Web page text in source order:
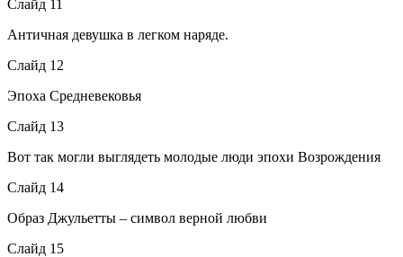
Слайд 11
Античная девушка в легком наряде.
Слайд 12
Эпоха Средневековья
Слайд 13
Вот так могли выглядеть молодые люди эпохи Возрождения
Слайд 14
Образ Джульетты – символ верной любви
Слайд 15